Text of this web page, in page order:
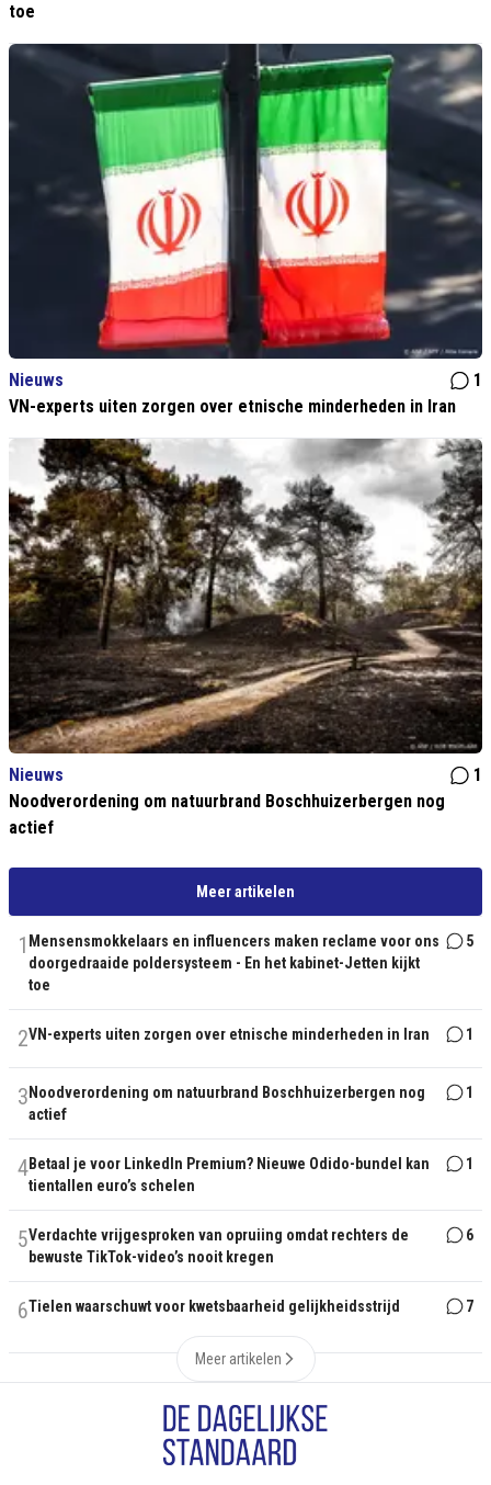
toe
Nieuws
1
VN-experts uiten zorgen over etnische minderheden in Iran
Nieuws
1
Noodverordening om natuurbrand Boschhuizerbergen nog
actief
Meer artikelen
1 Mensensmokkelaars en influencers maken reclame voor ons
doorgedraaide poldersysteem - En het kabinet-Jetten kijkt
toe
5
2VN-experts uiten zorgen over etnische minderheden in Iran 1
3 Noodverordening om natuurbrand Boschhuizerbergen nog
actief
1
4Betaal je voor LinkedIn Premium? Nieuwe Odido-bundel kan
tientallen euro’s schelen
1
5Verdachte vrijgesproken van opruiing omdat rechters de
bewuste TikTok-video’s nooit kregen
6
6Tielen waarschuwt voor kwetsbaarheid gelijkheidsstrijd 7
Meer artikelen